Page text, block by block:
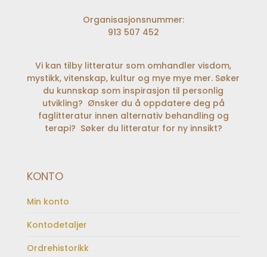
Organisasjonsnummer:
913 507 452
Vi kan tilby litteratur som omhandler visdom,
mystikk, vitenskap, kultur og mye mye mer. Søker
du kunnskap som inspirasjon til personlig
utvikling? Ønsker du å oppdatere deg på
faglitteratur innen alternativ behandling og
terapi? Søker du litteratur for ny innsikt?
KONTO
Min konto
Kontodetaljer
Ordrehistorikk